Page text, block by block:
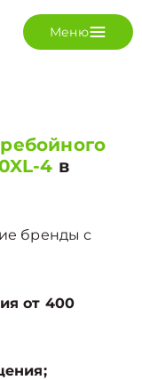
Меню
4 в
бренды с
от 400